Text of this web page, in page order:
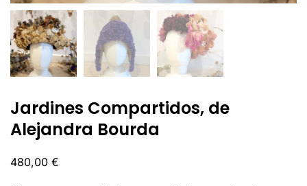
Jardines Compartidos, de
Alejandra Bourda
480,00 €